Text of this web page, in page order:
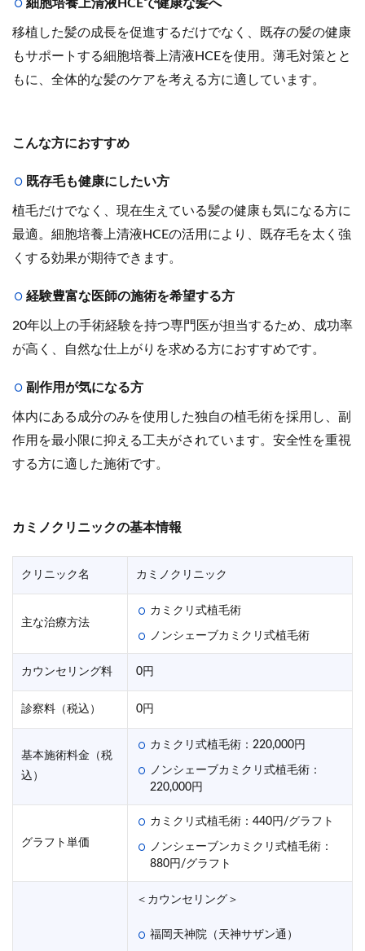
細胞培養上清液HCEで健康な髪へ
移植した髪の成長を促進するだけでなく、既存の髪の健康
もサポートする細胞培養上清液HCEを使用。薄毛対策とと
もに、全体的な髪のケアを考える方に適しています。
こんな方におすすめ
既存毛も健康にしたい方
植毛だけでなく、現在生えている髪の健康も気になる方に
最適。細胞培養上清液HCEの活用により、既存毛を太く強
くする効果が期待できます。
経験豊富な医師の施術を希望する方
20年以上の手術経験を持つ専門医が担当するため、成功率
が高く、自然な仕上がりを求める方におすすめです。
副作用が気になる方
体内にある成分のみを使用した独自の植毛術を採用し、副
作用を最小限に抑える工夫がされています。安全性を重視
する方に適した施術です。
カミノクリニックの基本情報
クリニック名 カミノクリニック
主な治療方法
カミクリ式植毛術
ノンシェーブカミクリ式植毛術
カウンセリング料 0円
診察料（税込） 0円
基本施術料金（税
込）
カミクリ式植毛術：220,000円
ノンシェーブカミクリ式植毛術：
220,000円
グラフト単価
カミクリ式植毛術：440円/グラフト
ノンシェーブンカミクリ式植毛術：
880円/グラフト
＜カウンセリング＞
福岡天神院（天神サザン通）